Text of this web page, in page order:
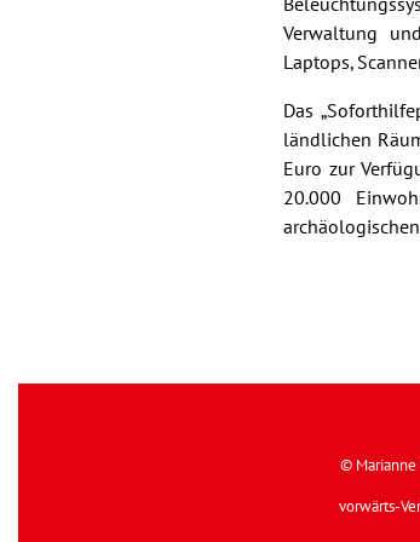
Verwaltung
Laptops,
Das
ländlichen
Euro zur
20.000
© Marianne
vorwärts-